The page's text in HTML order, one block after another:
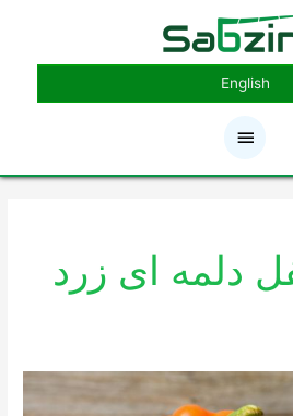
فهرست
اصلی
English
دلمه ای زرد